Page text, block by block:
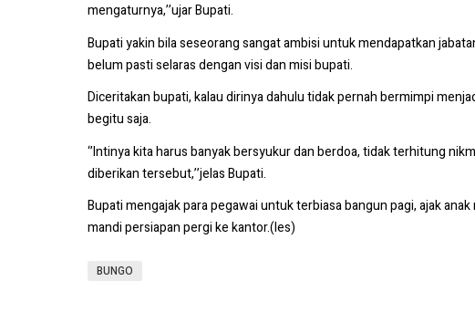
mengaturnya,’’ujar Bupati.
Bupati yakin bila seseorang sangat ambisi untuk mendapatkan
belum pasti selaras dengan visi dan misi bupati.
Diceritakan bupati, kalau dirinya dahulu tidak pernah bermimpi
begitu saja.
‘’Intinya kita harus banyak bersyukur dan berdoa, tidak terhitung
diberikan tersebut,’’jelas Bupati.
Bupati mengajak para pegawai untuk terbiasa bangun pagi, ajak
mandi persiapan pergi ke kantor.(les)
BUNGO